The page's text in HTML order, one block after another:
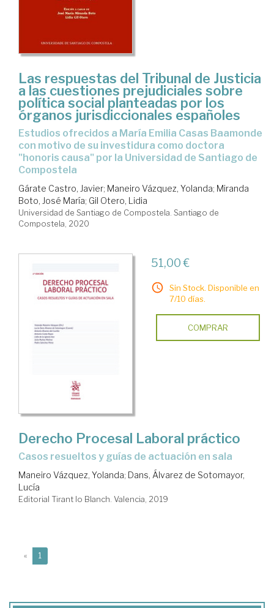
Las respuestas del Tribunal de Justicia
a las cuestiones prejudiciales sobre
política social planteadas por los
órganos jurisdiccionales españoles
estudios ofrecidos a María Emilia Casas Baamonde
con motivo de su investidura como doctora
"honoris causa" por la Universidad de Santiago de
Compostela
Gárate Castro, Javier; Maneiro Vázquez, Yolanda; Miranda
Boto, José María; Gil Otero, Lidia
Universidad de Santiago de Compostela. Santiago de
Compostela, 2020
51,00 €
Sin Stock. Disponible en
7/10 días.
COMPRAR
Derecho Procesal Laboral práctico
casos resueltos y guías de actuación en sala
Maneiro Vázquez, Yolanda; Dans, Álvarez de Sotomayor,
Lucía
Editorial Tirant lo Blanch. Valencia, 2019
« 1